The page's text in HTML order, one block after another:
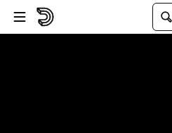
Passer au player
Passer au contenu principal